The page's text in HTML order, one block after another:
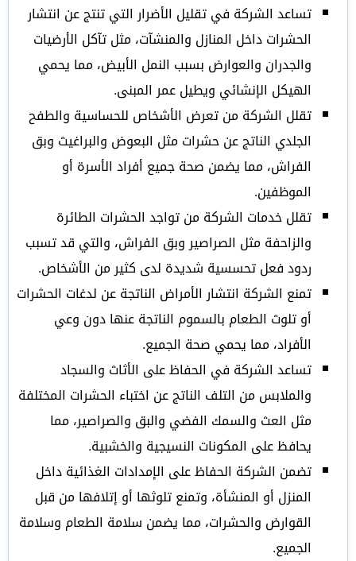
تساعد الشركة في تقليل الأضرار التي تنتج عن انتشار
الحشرات داخل المنازل والمنشآت، مثل تآكل الأرضيات
والجدران والعوارض بسبب النمل الأبيض، مما يحمي
الهيكل الإنشائي ويطيل عمر المبنى.
تقلل الشركة من تعرض الأشخاص للحساسية والطفح
الجلدي الناتج عن حشرات مثل البعوض والبراغيث وبق
الفراش، مما يضمن صحة جميع أفراد الأسرة أو
الموظفين.
تقلل خدمات الشركة من تواجد الحشرات الطائرة
والزاحفة مثل الصراصير وبق الفراش، والتي قد تسبب
ردود فعل تحسسية شديدة لدى كثير من الأشخاص.
تمنع الشركة انتشار الأمراض الناتجة عن لدغات الحشرات
أو تلوث الطعام بالسموم الناتجة عنها دون وعي
الأفراد، مما يحمي صحة الجميع.
تساعد الشركة في الحفاظ على الأثاث والسجاد
والملابس من التلف الناتج عن اختباء الحشرات المختلفة
مثل العث والسمك الفضي والبق والصراصير، مما
يحافظ على المكونات النسيجية والخشبية.
تضمن الشركة الحفاظ على الإمدادات الغذائية داخل
المنزل أو المنشأة، وتمنع تلوثها أو إتلافها من قبل
القوارض والحشرات، مما يضمن سلامة الطعام وسلامة
الجميع.